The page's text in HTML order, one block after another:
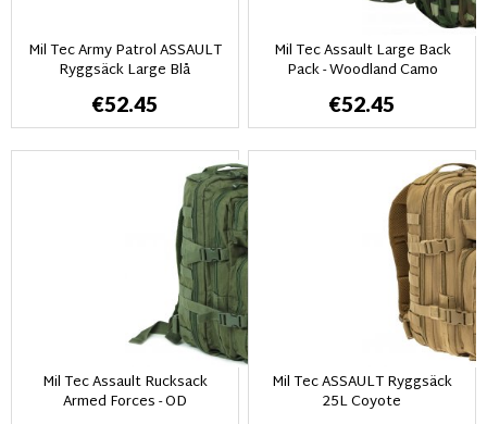
Mil Tec Army Patrol ASSAULT
Ryggsäck Large Blå
€52.45
Mil Tec Assault Large Back
Pack - Woodland Camo
€52.45
Mil Tec Assault Rucksack
Armed Forces - OD
Mil Tec ASSAULT Ryggsäck
25L Coyote